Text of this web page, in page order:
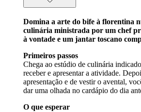
Domina a arte do bife à florentina
culinária ministrada por um chef
à vontade e um jantar toscano
Primeiros passos
Chega ao estúdio de culinária
receber e apresentar a atividade.
apresentação e de vestir o avental,
dar uma olhada no cardápio do dia
O que esperar